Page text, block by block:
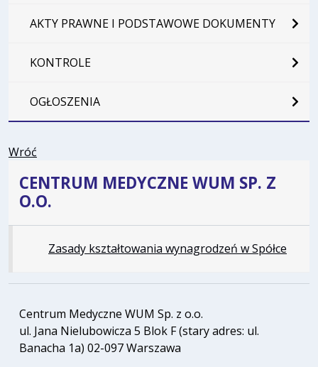
AKTY PRAWNE I PODSTAWOWE DOKUMENTY
KONTROLE
OGŁOSZENIA
Wróć
CENTRUM MEDYCZNE WUM SP. Z
O.O.
Zasady kształtowania wynagrodzeń w Spółce
Centrum Medyczne WUM Sp. z o.o.
ul. Jana Nielubowicza 5 Blok F (stary adres: ul.
Banacha 1a) 02-097 Warszawa